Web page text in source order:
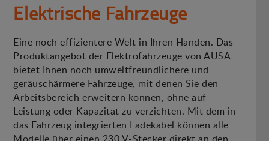
Elektrische Fahrzeuge
Eine noch effizientere Welt in Ihren Händen. Das
Produktangebot der Elektrofahrzeuge von AUSA
bietet Ihnen noch umweltfreundlichere und
geräuschärmere Fahrzeuge, mit denen Sie den
Arbeitsbereich erweitern können, ohne auf
Leistung oder Kapazität zu verzichten. Mit dem in
das Fahrzeug integrierten Ladekabel können alle